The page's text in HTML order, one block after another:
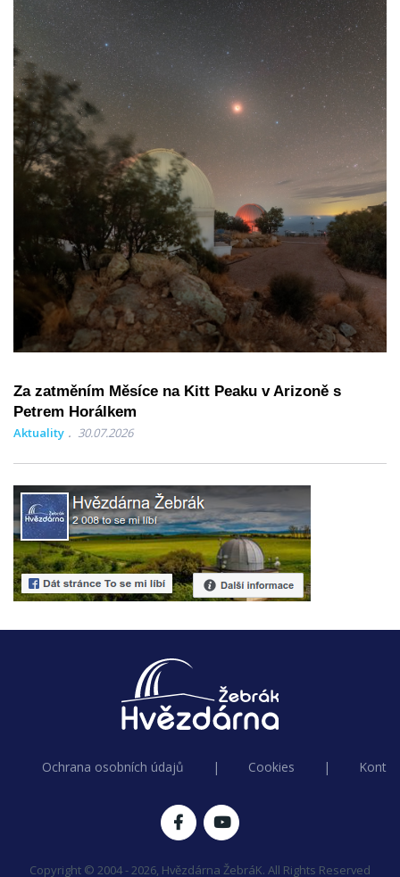
Za zatměním Měsíce na Kitt Peaku v Arizoně s
Petrem Horálkem
Aktuality 30.07.2026
Ochrana osobních údajů | Cookies |
Copyright © 2004 - 2026, Hvězdárna ŽebráK. All Rights Reserved